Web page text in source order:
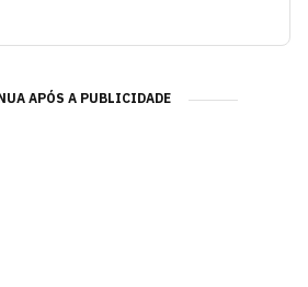
APÓS A PUBLICIDADE